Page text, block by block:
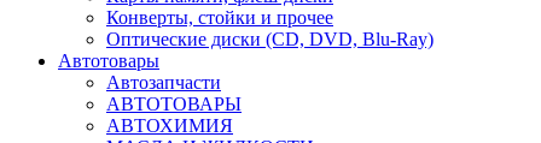
Конверты, стойки и прочее
Оптические диски (CD, DVD, Blu-Ray)
Автотовары
Автозапчасти
АВТОТОВАРЫ
АВТОХИМИЯ